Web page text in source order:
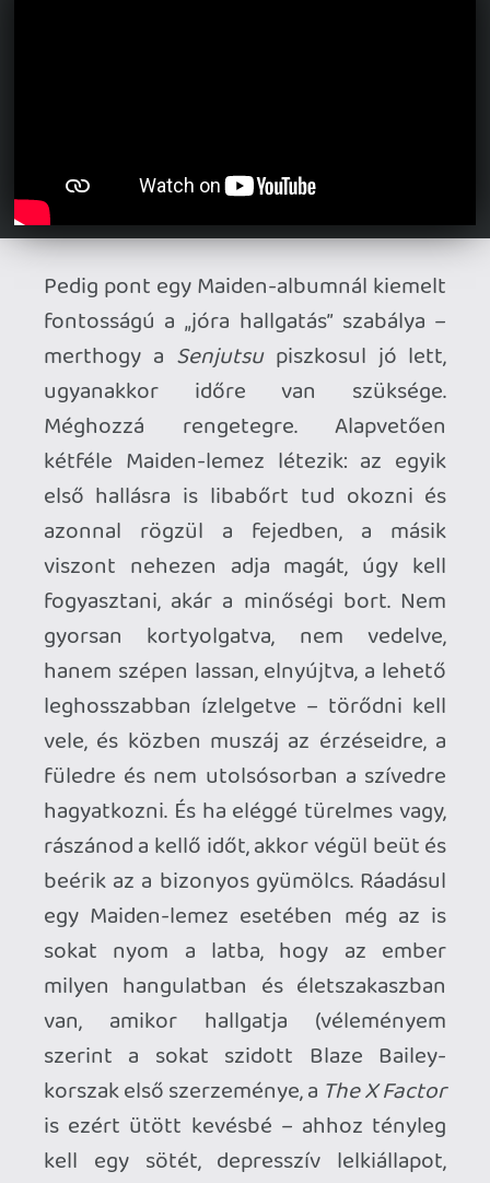
lovas sereggel, várat védő íjászokkal,
feszült várakozással, majd az eget
vérvörös színbe borító jelzőtüzekkel.
A második szám, a nemrég kislemezes
formában is megjelent
Strategois ezt a
harci dobokra épülő koncepciót viszi
tovább, csak sokkal vadabb, elemibb
tempóban, mint az előzmény, ami kicsit
visszahozza a nyolcvanas évekbeli
Maiden őrült csörtetését és erőteljes,
érzelmes refrénjeit. Bruce Dickinson a
szívét-lelkét kiénekli magából (néha talán
többet is vállal, mint kellene), dallamai
hozzák a tőle megszokott heroikus,
pátoszos hangzást, és noha érezni rajta,
hogy ő sem lesz már fiatalabb, no meg
hogy túl van már egy-két rázós
szarságon (néhány éve találtak egy
daganatot a nyelvén, amit szerencsére
sikerült kezelni), olyan átéléssel gyűri a
hangszálait, amit nem lehet nem dicsérni.
Ráadásul nemegyszer Dave Murray,
Adrian Smith és Janick Gers is direkt
alájátszik Dickinson énekének a
refrénekben (az egy atombomba erejével
a hallgató képébe robbanóDays of
Future Past
például az album abszolút
ékköve, annyira mesteri, nyers, egy rövid,
de dühös vihar erejével egyenértékű